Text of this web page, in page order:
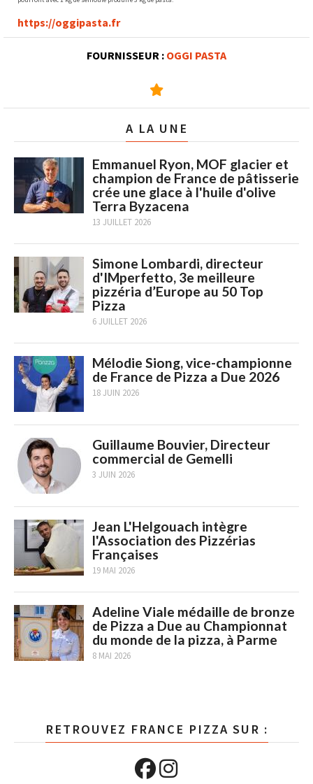
https://oggipasta.fr
FOURNISSEUR : OGGI PASTA
A LA UNE
Emmanuel Ryon, MOF glacier et
champion de France de pâtisserie
crée une glace à l'huile d'olive
Terra Byzacena
13 JUILLET 2026
Simone Lombardi, directeur
d'IMperfetto, 3e meilleure
pizzéria d’Europe au 50 Top
Pizza
6 JUILLET 2026
Mélodie Siong, vice-championne
de France de Pizza a Due 2026
18 JUIN 2026
Guillaume Bouvier, Directeur
commercial de Gemelli
3 JUIN 2026
Jean L'Helgouach intègre
l'Association des Pizzérias
Françaises
19 MAI 2026
Adeline Viale médaille de bronze
de Pizza a Due au Championnat
du monde de la pizza, à Parme
8 MAI 2026
RETROUVEZ FRANCE PIZZA SUR :